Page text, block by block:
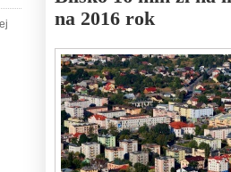
na 2016 rok